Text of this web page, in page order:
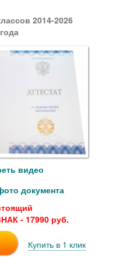
2014-2026
года
видео
документа
- 17990 руб.
Купить в 1 клик